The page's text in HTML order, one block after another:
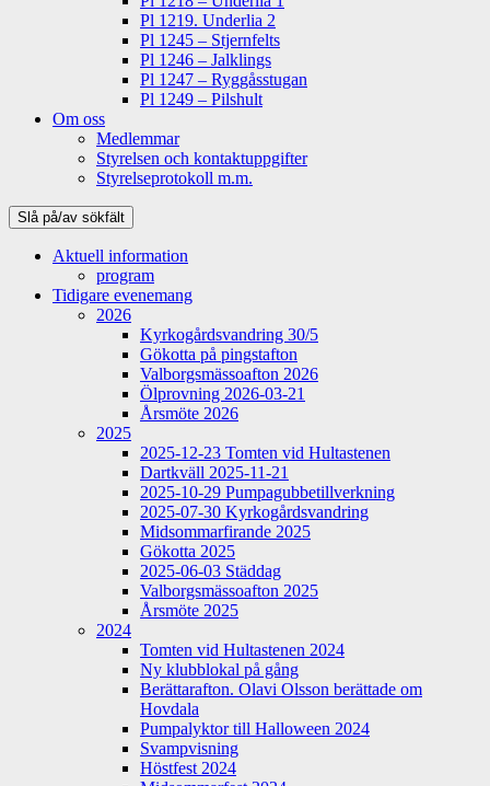
Pl 1219. Underlia 2
Pl 1245 – Stjernfelts
Pl 1246 – Jalklings
Pl 1247 – Ryggåsstugan
Pl 1249 – Pilshult
Om oss
Medlemmar
Styrelsen och kontaktuppgifter
Styrelseprotokoll m.m.
Slå på/av sökfält
Aktuell information
program
Tidigare evenemang
2026
Kyrkogårdsvandring 30/5
Gökotta på pingstafton
Valborgsmässoafton 2026
Ölprovning 2026-03-21
Årsmöte 2026
2025
2025-12-23 Tomten vid Hultastenen
Dartkväll 2025-11-21
2025-10-29 Pumpagubbetillverkning
2025-07-30 Kyrkogårdsvandring
Midsommarfirande 2025
Gökotta 2025
2025-06-03 Städdag
Valborgsmässoafton 2025
Årsmöte 2025
2024
Tomten vid Hultastenen 2024
Ny klubblokal på gång
Berättarafton. Olavi Olsson berättade om
Hovdala
Pumpalyktor till Halloween 2024
Svampvisning
Höstfest 2024